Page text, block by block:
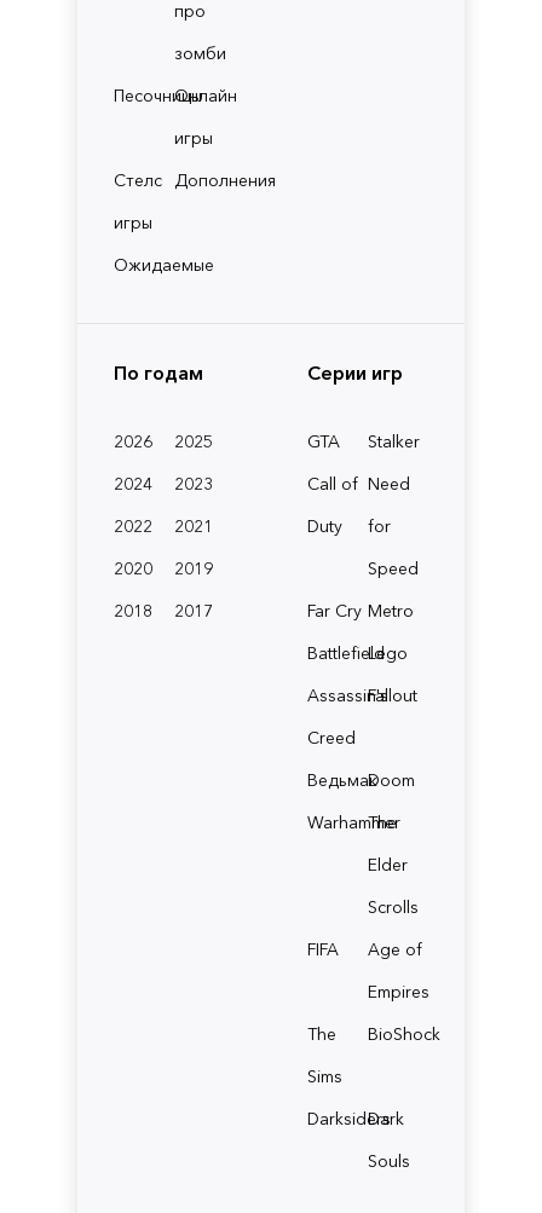
про
зомби
ПесочницыОнлайн
игры
Стелс
игры
Дополнения
Ожидаемые
По годам
2026
2025
2024
2023
2022
2021
2020
2019
2018
2017
Серии игр
GTA
Stalker
Call of
Duty
Need
for
Speed
Far Cry Metro
BattlefieldLego
Assassin's
Creed
Fallout
ВедьмакDoom
Warhammer
The
Elder
Scrolls
FIFA
Age of
Empires
The
Sims
BioShock
Darksiders
Dark
Souls